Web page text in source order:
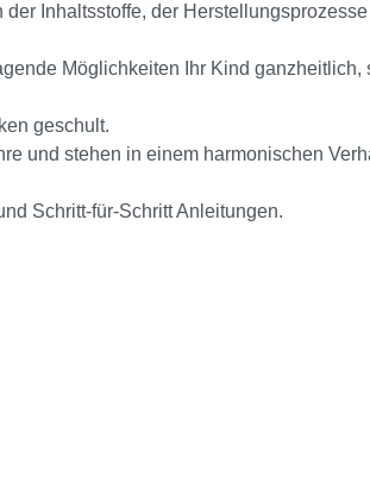
Inhaltsstoffe, der
Möglichkeiten Ihr Kind ganzheitlich,
geschult.
und stehen in einem harmonischen
Schritt-für-Schritt Anleitungen.